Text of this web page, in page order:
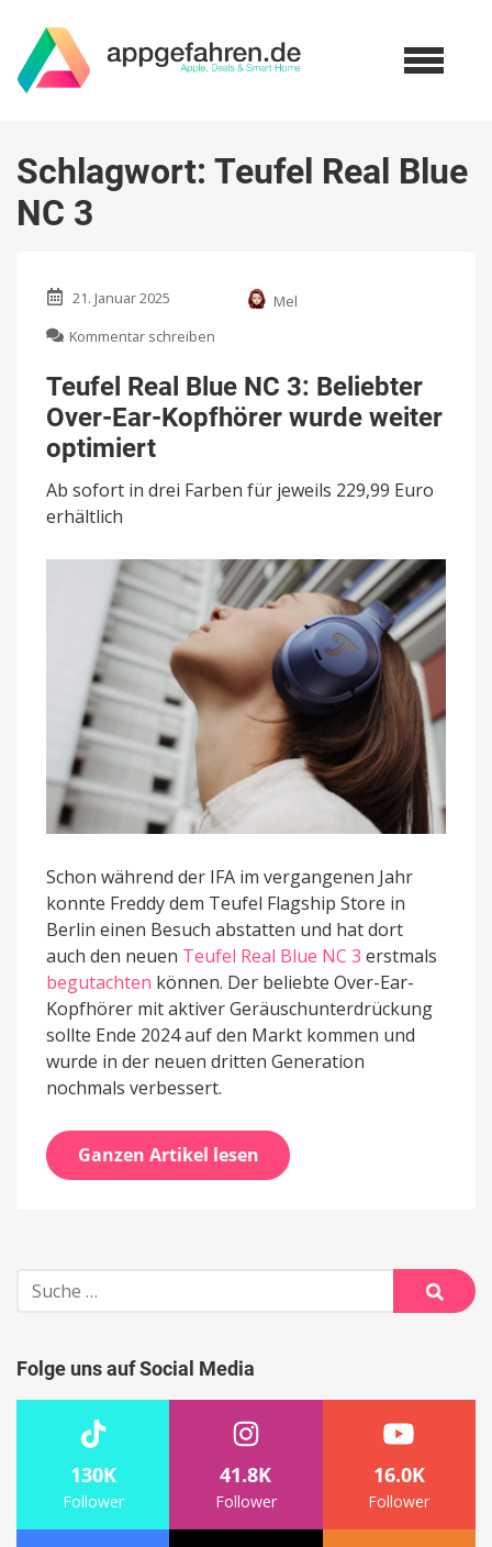
Schlagwort: Teufel Real Blue
NC 3
21. Januar 2025
Mel
Kommentar schreiben
Real
Blue
NC
Over-
Ear-
weiter
optimiert
Teufel Real Blue NC 3: Beliebter
Over-Ear-Kopfhörer wurde weiter
optimiert
Ab sofort in drei Farben für jeweils 229,99 Euro
erhältlich
Schon während der IFA im vergangenen Jahr
konnte Freddy dem Teufel Flagship Store in
Berlin einen Besuch abstatten und hat dort
auch den neuen Teufel Real Blue NC 3 erstmals
begutachten können. Der beliebte Over-Ear-
Kopfhörer mit aktiver Geräuschunterdrückung
sollte Ende 2024 auf den Markt kommen und
wurde in der neuen dritten Generation
nochmals verbessert.
Ganzen Artikel lesen
Suche
nach:
Suche
Folge uns auf Social Media
130K
Follower
41.8K
Follower
16.0K
Follower